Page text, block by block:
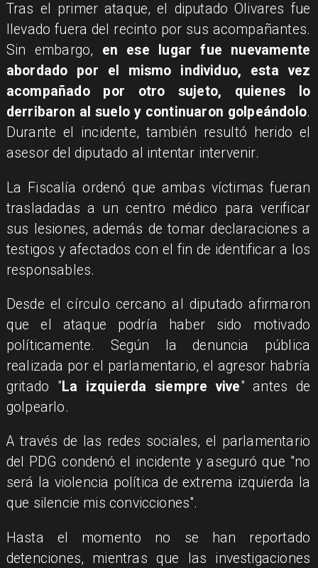
Tras el primer ataque, el diputado Olivares fue
llevado fuera del recinto por sus acompañantes.
Sin embargo, en ese lugar fue nuevamente
abordado por el mismo individuo, esta vez
acompañado por otro sujeto, quienes lo
derribaron al suelo y continuaron golpeándolo.
Durante el incidente, también resultó herido el
asesor del diputado al intentar intervenir.
La Fiscalía ordenó que ambas víctimas fueran
trasladadas a un centro médico para verificar
sus lesiones, además de tomar declaraciones a
testigos y afectados con el fin de identificar a los
responsables.
Desde el círculo cercano al diputado afirmaron
que el ataque podría haber sido motivado
políticamente. Según la denuncia pública
realizada por el parlamentario, el agresor habría
gritado "La izquierda siempre vive" antes de
golpearlo.
A través de las redes sociales, el parlamentario
del PDG condenó el incidente y aseguró que "no
será la violencia política de extrema izquierda la
que silencie mis convicciones".
Hasta el momento no se han reportado
detenciones, mientras que las investigaciones